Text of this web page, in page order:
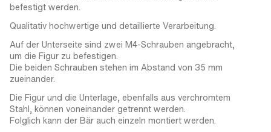
befestigt werden.
Qualitativ hochwertige und detaillierte Verarbeitung.
Auf der Unterseite sind zwei M4-Schrauben angebracht,
um die Figur zu befestigen.
Die beiden Schrauben stehen im Abstand von 35 mm
zueinander.
Die Figur und die Unterlage, ebenfalls aus verchromtem
Stahl, können voneinander getrennt werden.
Folglich kann der Bär auch einzeln montiert werden.